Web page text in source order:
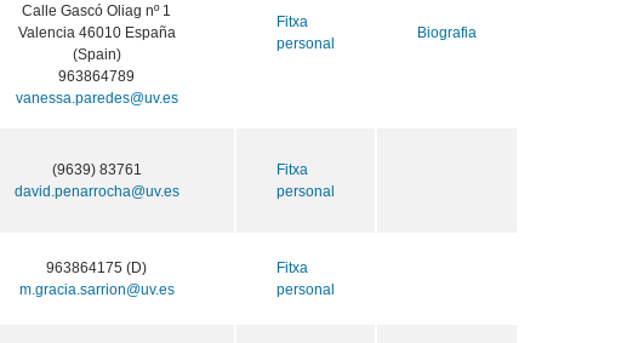
Calle Gascó Oliag nº 1
Valencia 46010 España
(Spain)
963864789
vanessa.paredes@uv.es
Fitxa
personal
Biografia
(9639) 83761
david.penarrocha@uv.es
Fitxa
personal
963864175 (D)
m.gracia.sarrion@uv.es
Fitxa
personal